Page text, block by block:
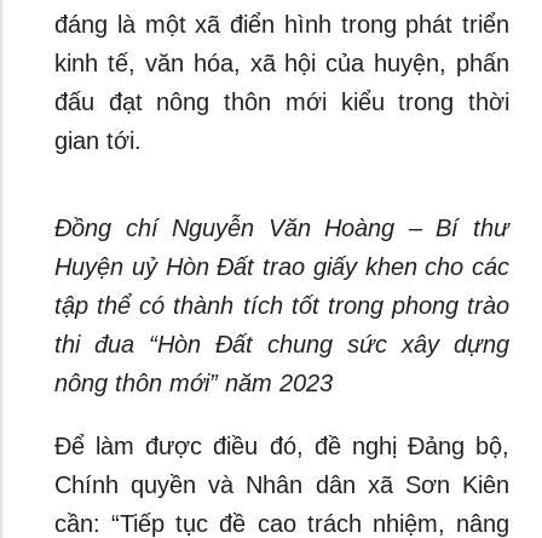
đáng là một xã điển hình trong phát triển
kinh tế, văn hóa, xã hội của huyện, phấn
đấu đạt nông thôn mới kiểu trong thời
gian tới.
Đồng chí Nguyễn Văn Hoàng – Bí thư
Huyện uỷ Hòn Đất trao giấy khen cho các
tập thể có thành tích tốt trong phong trào
thi đua “Hòn Đất chung sức xây dựng
nông thôn mới” năm 2023
Để làm được điều đó, đề nghị Đảng bộ,
Chính quyền và Nhân dân xã Sơn Kiên
cần: “Tiếp tục đề cao trách nhiệm, nâng